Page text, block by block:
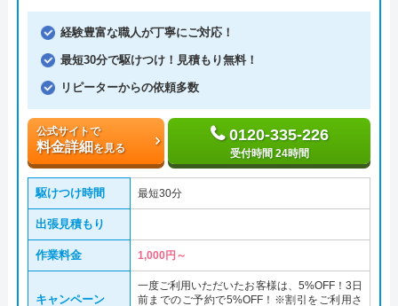
経験豊富な職人が丁寧にご対応！
最短30分で駆けつけ！見積もり無料！
リピーターからの依頼多数
公式サイトで
料金詳細を見る
0120-335-226
受付時間 24時間
駆けつけ時間 最短30分
出張見積もり
作業料金 1,000円～
キャンペーン
一度ご利用いただいたお客様は、5%OFF！3日
前までのご予約で5%OFF！※割引をご利用さ